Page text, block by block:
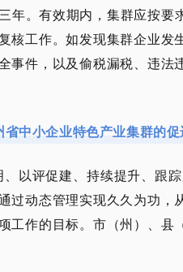
年。有效期内，集群应按要
核工作。如发现集群企业发
事件，以及偷税漏税、违法
省中小企业特色产业集群的促
以评促建、持续提升、跟
过动态管理实现久久为功，
工作的目标。市（州）、县